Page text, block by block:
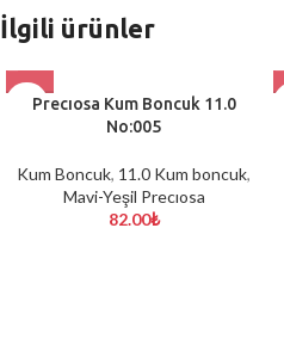
İlgili ürünler
Precıosa Kum Boncuk 11.0
No:005
Kum Boncuk, 11.0 Kum boncuk,
Mavi-Yeşil Precıosa
82.00₺